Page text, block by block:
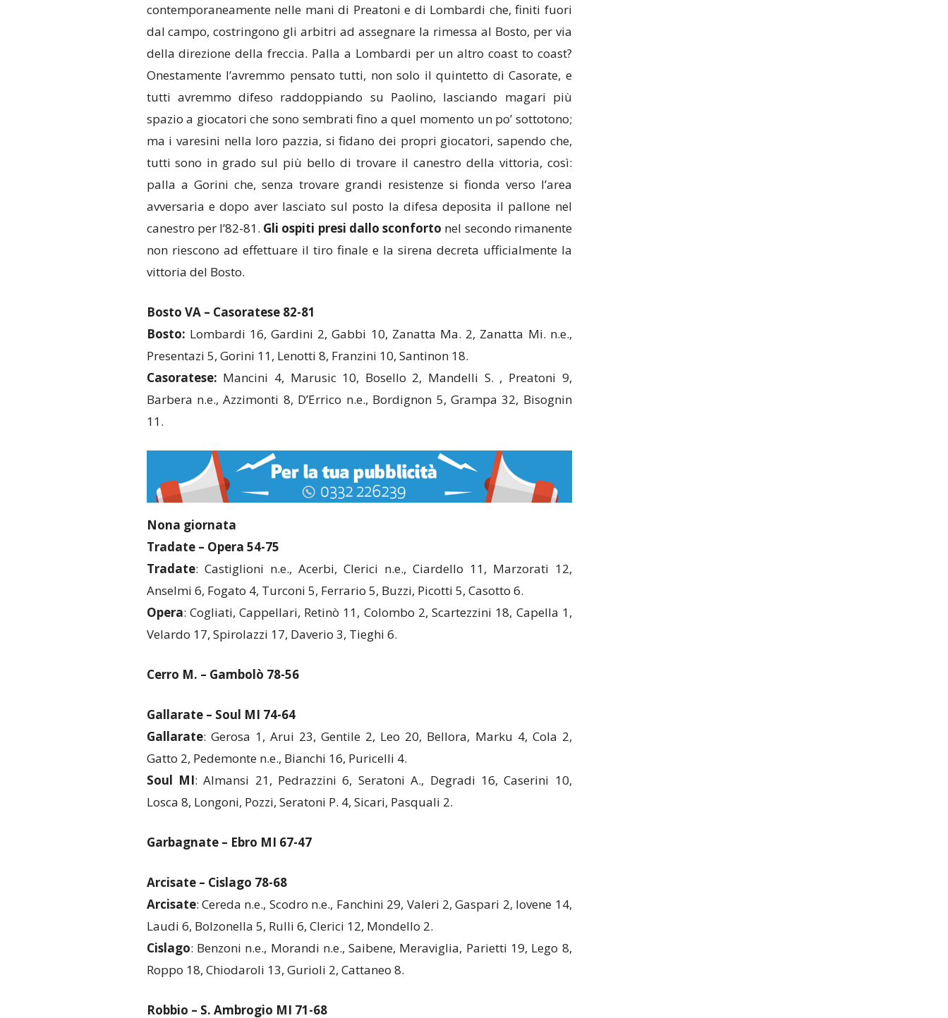
contemporaneamente nelle mani di Preatoni e di Lombardi che, finiti fuori
dal campo, costringono gli arbitri ad assegnare la rimessa al Bosto, per via
della direzione della freccia. Palla a Lombardi per un altro coast to coast?
Onestamente l’avremmo pensato tutti, non solo il quintetto di Casorate, e
tutti avremmo difeso raddoppiando su Paolino, lasciando magari più
spazio a giocatori che sono sembrati fino a quel momento un po’ sottotono;
ma i varesini nella loro pazzia, si fidano dei propri giocatori, sapendo che,
tutti sono in grado sul più bello di trovare il canestro della vittoria, così:
palla a Gorini che, senza trovare grandi resistenze si fionda verso l’area
avversaria e dopo aver lasciato sul posto la difesa deposita il pallone nel
canestro per l’82-81. Gli ospiti presi dallo sconforto nel secondo rimanente
non riescono ad effettuare il tiro finale e la sirena decreta ufficialmente la
vittoria del Bosto.
Bosto VA – Casoratese 82-81
Bosto: Lombardi 16, Gardini 2, Gabbi 10, Zanatta Ma. 2, Zanatta Mi. n.e.,
Presentazi 5, Gorini 11, Lenotti 8, Franzini 10, Santinon 18.
Casoratese: Mancini 4, Marusic 10, Bosello 2, Mandelli S. , Preatoni 9,
Barbera n.e., Azzimonti 8, D’Errico n.e., Bordignon 5, Grampa 32, Bisognin
11.
Nona giornata
Tradate – Opera 54-75
Tradate: Castiglioni n.e., Acerbi, Clerici n.e., Ciardello 11, Marzorati 12,
Anselmi 6, Fogato 4, Turconi 5, Ferrario 5, Buzzi, Picotti 5, Casotto 6.
Opera: Cogliati, Cappellari, Retinò 11, Colombo 2, Scartezzini 18, Capella 1,
Velardo 17, Spirolazzi 17, Daverio 3, Tieghi 6.
Cerro M. – Gambolò 78-56
Gallarate – Soul MI 74-64
Gallarate: Gerosa 1, Arui 23, Gentile 2, Leo 20, Bellora, Marku 4, Cola 2,
Gatto 2, Pedemonte n.e., Bianchi 16, Puricelli 4.
Soul MI: Almansi 21, Pedrazzini 6, Seratoni A., Degradi 16, Caserini 10,
Losca 8, Longoni, Pozzi, Seratoni P. 4, Sicari, Pasquali 2.
Garbagnate – Ebro MI 67-47
Arcisate – Cislago 78-68
Arcisate: Cereda n.e., Scodro n.e., Fanchini 29, Valeri 2, Gaspari 2, Iovene 14,
Laudi 6, Bolzonella 5, Rulli 6, Clerici 12, Mondello 2.
Cislago: Benzoni n.e., Morandi n.e., Saibene, Meraviglia, Parietti 19, Lego 8,
Roppo 18, Chiodaroli 13, Gurioli 2, Cattaneo 8.
Robbio – S. Ambrogio MI 71-68